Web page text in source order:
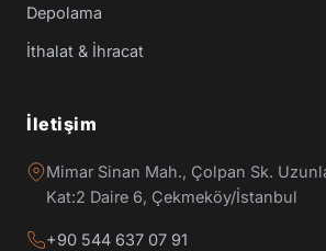
Depolama
İthalat & İhracat
İletişim
Mimar Sinan Mah., Çolpan Sk.
Kat:2 Daire 6, Çekmeköy/İstanbul
+90 544 637 07 91